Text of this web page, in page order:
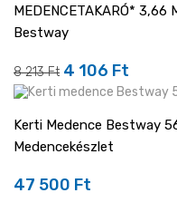
-50%
MEDENCETAKARÓ*
Bestway
Regular
price
8 213 Ft Ár
4 106 Ft
Kerti Medence Bestway
Medencekészlet
Ár
47 500 Ft